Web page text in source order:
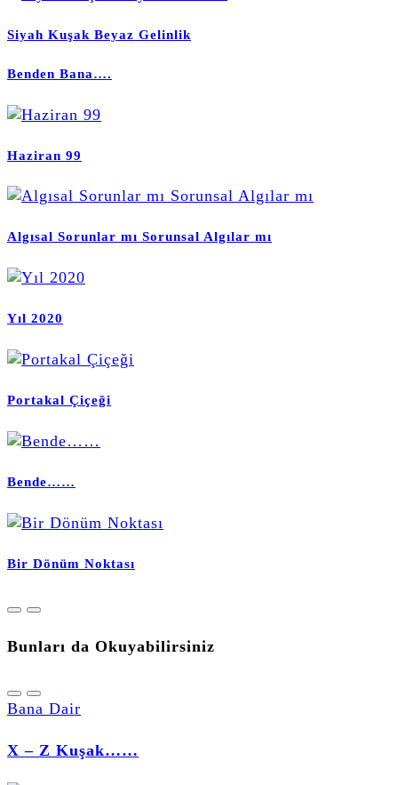
Siyah Kuşak Beyaz Gelinlik
Benden Bana….
Haziran 99
Algısal Sorunlar mı Sorunsal Algılar mı
Yıl 2020
Portakal Çiçeği
Bende……
Bir Dönüm Noktası
Bunları da Okuyabilirsiniz
Bana Dair
X – Z Kuşak……